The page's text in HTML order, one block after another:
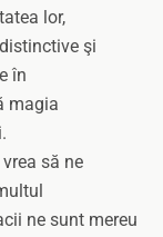
lor,
şi
în
magia
să ne
ne sunt mereu